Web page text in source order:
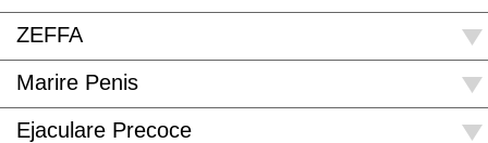
ZEFFA
Marire Penis
Ejaculare Precoce